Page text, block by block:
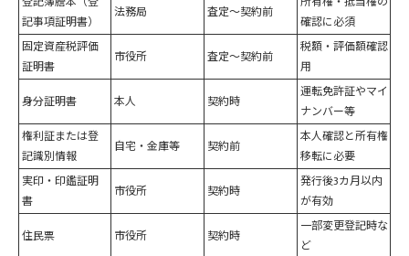
記事項証明書）
法務局 査定～契約前
確認に必須
固定資産税評価
証明書
市役所 査定～契約前
税額・評価額確認
用
身分証明書
本人 契約時
運転免許証やマイ
ナンバー等
権利証または登
記識別情報
自宅・金庫等 契約前
本人確認と所有権
移転に必要
実印・印鑑証明
書
市役所 契約時
発行後3カ月以内
が有効
住民票
市役所 契約時
一部変更登記時な
ど